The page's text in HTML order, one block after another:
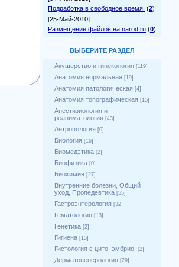
Подработка в свободное время. (2)
[25-Май-2010]
Размещение файлов на narod.ru (0)
ВЫБЕРИТЕ РАЗДЕЛ
Акушерство и гинекология [119]
Анатомия нормальная [19]
Анатомия патологическая [4]
Анатомия топографическая [15]
Анестизиология и
реаниматология [43]
Антропология [0]
Биология [16]
Биомедэтика [2]
Биофизика [0]
Биохимия [27]
Внутренние болезни, Общий
уход, Пропедевтика [55]
Гастроэнтерология [32]
Гематология [13]
Генетика [2]
Гигиена [15]
Гистология с цито. эмбрио. [2]
Дерматовенерология [29]